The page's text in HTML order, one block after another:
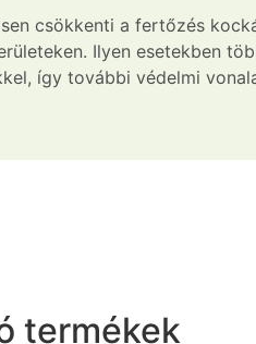
csökkenti a fertőzés
Ilyen esetekben
így további védelmi
termékek